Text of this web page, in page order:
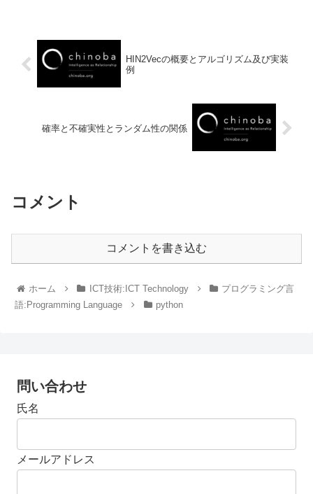
HIN2Vecの概要とアルゴリズム及び実装
例
確率と不確実性とランダム性の関係
コメント
コメントを書き込む
ホーム ICT技術:ICT Technology
プログラミング言
語:Programming Language
python
問い合わせ
氏名
メールアドレス